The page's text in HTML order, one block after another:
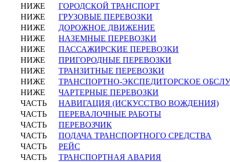
НИЖЕ
ГОРОДСКОЙ ТРАНСПОРТ
НИЖЕ
ГРУЗОВЫЕ ПЕРЕВОЗКИ
НИЖЕ
ДОРОЖНОЕ ДВИЖЕНИЕ
НИЖЕ
НАЗЕМНЫЕ ПЕРЕВОЗКИ
НИЖЕ
ПАССАЖИРСКИЕ ПЕРЕВОЗКИ
НИЖЕ
ПРИГОРОДНЫЕ ПЕРЕВОЗКИ
НИЖЕ
ТРАНЗИТНЫЕ ПЕРЕВОЗКИ
НИЖЕ
ТРАНСПОРТНО-ЭКСПЕДИТОРСКОЕ
НИЖЕ
ЧАРТЕРНЫЕ ПЕРЕВОЗКИ
ЧАСТЬ
НАВИГАЦИЯ (ИСКУССТВО ВОЖДЕНИЯ)
ЧАСТЬ
ПЕРЕВАЛОЧНЫЕ РАБОТЫ
ЧАСТЬ
ПЕРЕВОЗЧИК
ЧАСТЬ
ПОДАЧА ТРАНСПОРТНОГО СРЕДСТВА
ЧАСТЬ
РЕЙС
ЧАСТЬ
ТРАНСПОРТНАЯ АВАРИЯ